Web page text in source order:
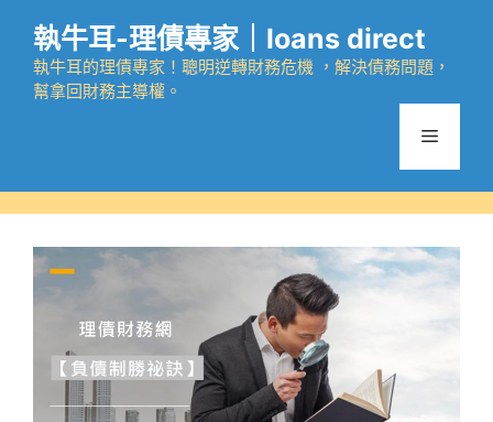
執牛耳-理債專家｜loans direct
執牛耳的理債專家！聰明逆轉財務危機 ，解決債務問題，
幫拿回財務主導權。
選